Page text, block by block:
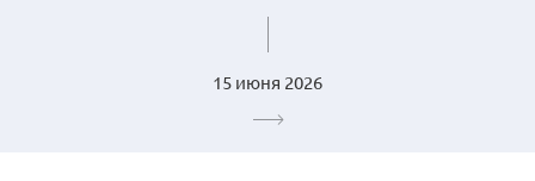
15 июня 2026